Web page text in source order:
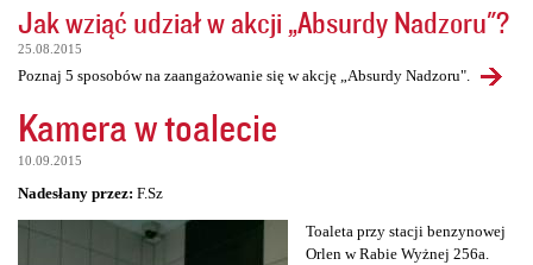
Jak wziąć udział w akcji „Absurdy Nadzoru"?
25.08.2015
Poznaj 5 sposobów na zaangażowanie się w akcję „Absurdy Nadzoru".
Kamera w toalecie
10.09.2015
Nadesłany przez: F.Sz
Toaleta przy stacji benzynowej
Orlen w Rabie Wyżnej 256a.